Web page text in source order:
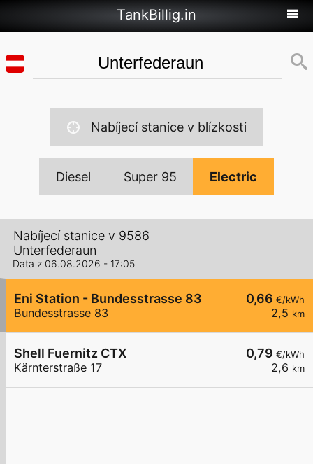
TankBillig.in
Nabíjecí stanice v blízkosti
Diesel Super 95 Electric
Nabíjecí stanice v 9586
Unterfederaun
Data z 06.08.2026 - 17:05
0,66 €/kWh
2,5 km
Eni Station - Bundesstrasse 83
Bundesstrasse 83
0,79 €/kWh
2,6 km
Shell Fuernitz CTX
Kärnterstraße 17